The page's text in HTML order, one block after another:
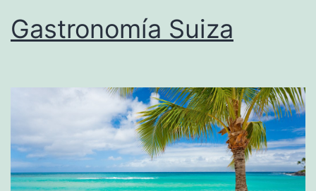
Gastronomía Suiza